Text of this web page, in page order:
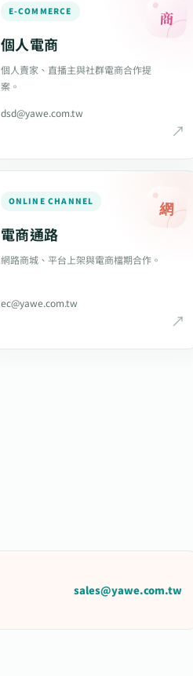
商
E-COMMERCE
個人電商
個人賣家、直播主與社群電商合作提
案。
dsd@yawe.com.tw
網
ONLINE CHANNEL
電商通路
網路商城、平台上架與電商檔期合作。
ec@yawe.com.tw
sales@yawe.com.tw